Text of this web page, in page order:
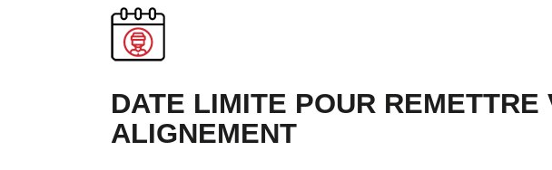
DATE LIMITE POUR REMETTRE
ALIGNEMENT